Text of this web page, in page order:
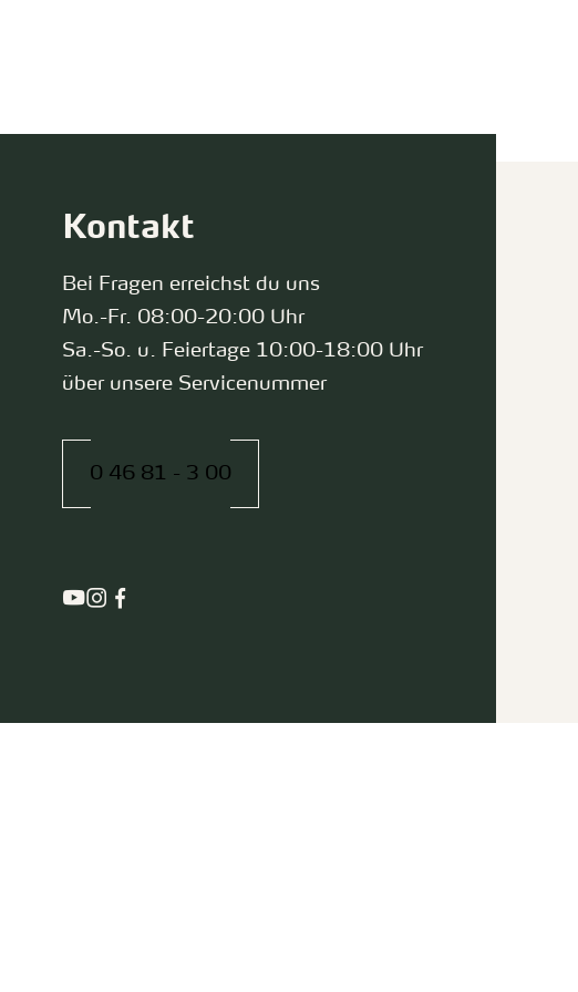
Kontakt
Bei Fragen erreichst du uns
Mo.-Fr. 08:00-20:00 Uhr
Sa.-So. u. Feiertage 10:00-18:00 Uhr
über unsere Servicenummer
0 46 81 - 3 00